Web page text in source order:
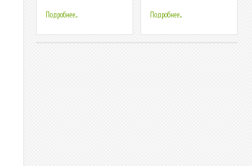
Подробнее... Подробнее...